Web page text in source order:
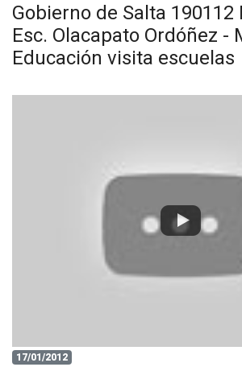
Gobierno de Salta 190112
Esc. Olacapato Ordóñez -
Educación visita escuelas
17/01/2012